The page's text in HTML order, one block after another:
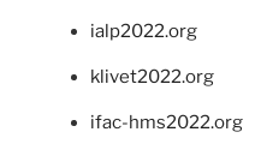
ialp2022.org
klivet2022.org
ifac-hms2022.org